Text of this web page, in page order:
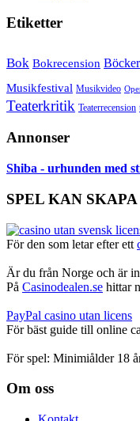
Etiketter
Bok Bokrecension Böcker
Musikfestival Musikvideo
Teaterkritik Teaterrecension
Annonser
Shiba - urhunden med
SPEL KAN
För den som letar efter ett
Är du från Norge och är
På Casinodealen.se hittar
PayPal casino utan licens
För bäst guide till online
För spel: Minimiålder 18
Footer
Om oss